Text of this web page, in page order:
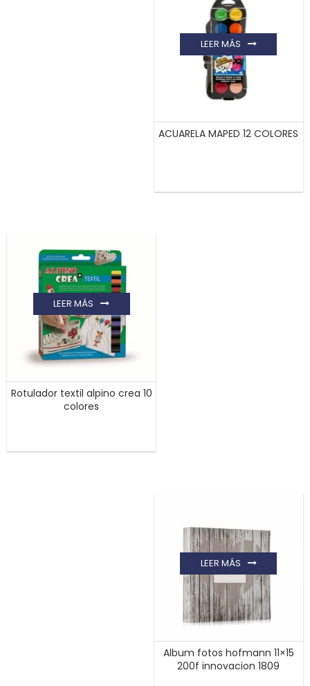
ACUARELA MAPED 12 COLORES
LEER MÁS
Rotulador textil alpino crea 10
colores
LEER MÁS
Album fotos hofmann 11×15
200f innovacion 1809
LEER MÁS